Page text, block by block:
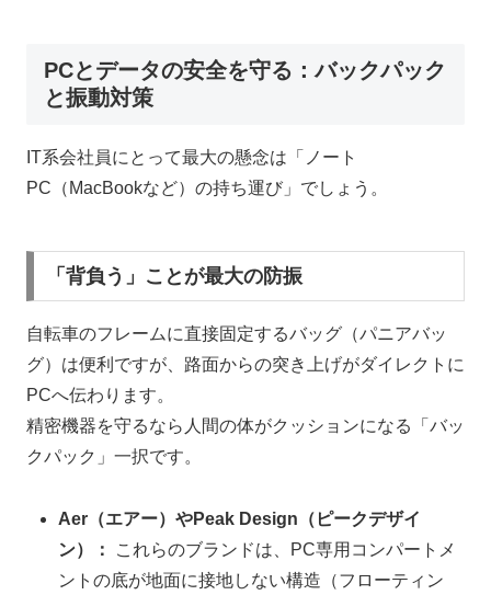
PCとデータの安全を守る：バックパック
と振動対策
IT系会社員にとって最大の懸念は「ノート
PC（MacBookなど）の持ち運び」でしょう。
「背負う」ことが最大の防振
自転車のフレームに直接固定するバッグ（パニアバッ
グ）は便利ですが、路面からの突き上げがダイレクトに
PCへ伝わります。
精密機器を守るなら人間の体がクッションになる「バッ
クパック」一択です。
Aer（エアー）やPeak Design（ピークデザイ
ン）：
これらのブランドは、PC専用コンパートメ
ントの底が地面に接地しない構造（フローティン